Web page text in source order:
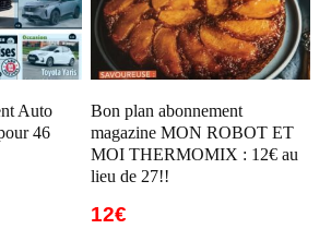
Auto
46
Bon plan abonnement
magazine MON ROBOT ET
MOI THERMOMIX : 12€ au
lieu de 27!!
12€